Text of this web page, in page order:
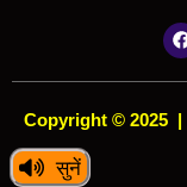
सुनें
Copyright © 2025 |